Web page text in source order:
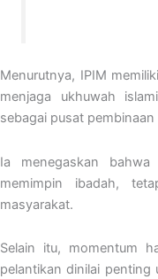
Menurutnya, IPIM
menjaga ukhuwah
sebagai pusat
Ia menegaskan
memimpin ibadah,
masyarakat.
Selain itu, momentum
pelantikan dinilai penting